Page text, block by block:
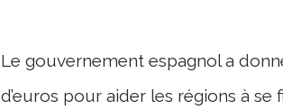
Le gouvernement espagnol a
d’euros pour aider les régions à